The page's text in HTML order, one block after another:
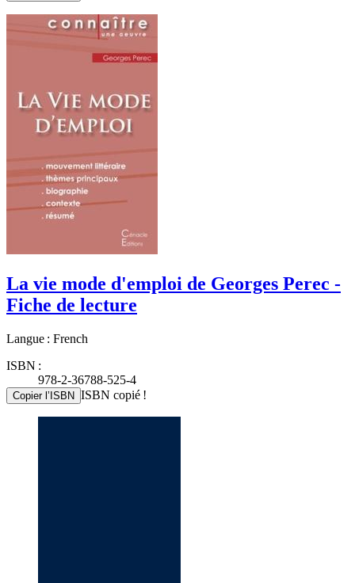
La vie mode d'emploi de Georges Perec -
Fiche de lecture
Langue : French
ISBN :
978-2-36788-525-4
Copier l’ISBN ISBN copié !